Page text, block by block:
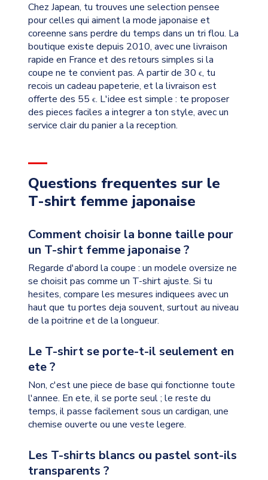
Chez Japean, tu trouves une selection pensee
pour celles qui aiment la mode japonaise et
coreenne sans perdre du temps dans un tri flou. La
boutique existe depuis 2010, avec une livraison
rapide en France et des retours simples si la
coupe ne te convient pas. A partir de 30 €, tu
recois un cadeau papeterie, et la livraison est
offerte des 55 €. L'idee est simple : te proposer
des pieces faciles a integrer a ton style, avec un
service clair du panier a la reception.
Questions frequentes sur le
T-shirt femme japonaise
Comment choisir la bonne taille pour
un T-shirt femme japonaise ?
Regarde d'abord la coupe : un modele oversize ne
se choisit pas comme un T-shirt ajuste. Si tu
hesites, compare les mesures indiquees avec un
haut que tu portes deja souvent, surtout au niveau
de la poitrine et de la longueur.
Le T-shirt se porte-t-il seulement en
ete ?
Non, c'est une piece de base qui fonctionne toute
l'annee. En ete, il se porte seul ; le reste du
temps, il passe facilement sous un cardigan, une
chemise ouverte ou une veste legere.
Les T-shirts blancs ou pastel sont-ils
transparents ?